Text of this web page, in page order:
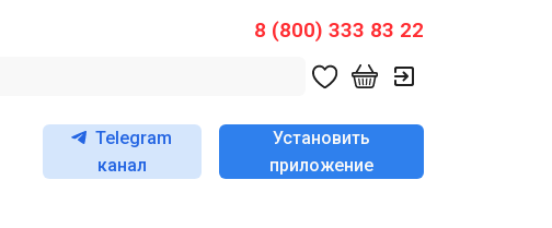
8 (800) 333 83 22
Telegram
канал
Установить
приложение